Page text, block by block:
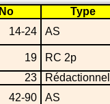
No Type
14-24
AS
19
RC 2p
23
Rédactionnel
42-90
AS